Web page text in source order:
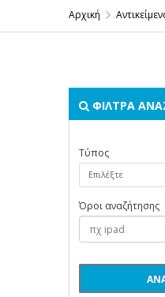
Αρχική
ΦΙΛΤΡΑ
Τύπος
Επιλέξτε
Όροι αναζήτησης